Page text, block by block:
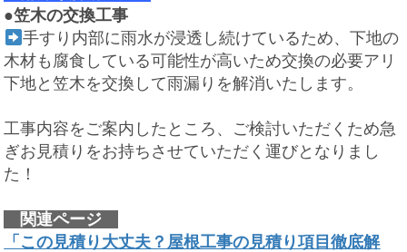
●笠木の交換工事
手すり内部に雨水が浸透し続けているため、下地の
木材も腐食している可能性が高いため交換の必要アリ
下地と笠木を交換して雨漏りを解消いたします。
工事内容をご案内したところ、ご検討いただくため急
ぎお見積りをお持ちさせていただく運びとなりまし
た！
関連ページ
「この見積り大丈夫？屋根工事の見積り項目徹底解